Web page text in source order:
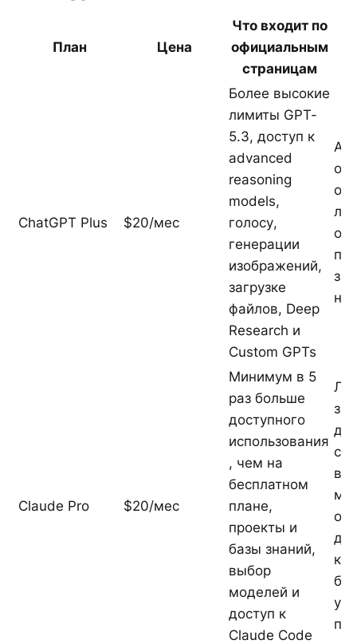
План Цена
Что входит по
официальным
страницам
ChatGPT Plus $20/мес
Более высокие
лимиты GPT-
5.3, доступ к
advanced
reasoning
models,
голосу,
генерации
изображений,
загрузке
файлов, Deep
Research и
Custom GPTs
API
Claude Pro $20/мес
Минимум в 5
раз больше
доступного
использования
, чем на
бесплатном
плане,
проекты и
базы знаний,
выбор
моделей и
доступ к
Claude Code